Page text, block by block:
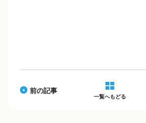
前の記事
一覧へもどる